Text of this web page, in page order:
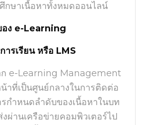
กษาเนื้อหาทั้งหมดออนไลน์
ง e-Learning
ารเรียน หรือ LMS
e-Learning Management
าที่เป็นศูนย์กลางในการติดต่อ
กำหนดลำดับของเนื้อหาในบท
ผ่านเครือข่ายคอมพิวเตอร์ไป